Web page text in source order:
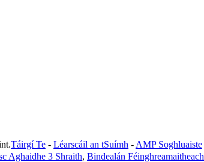
Táirgí Te - Léarscáil an tSuímh - AMP Soghluaiste
Aghaidhe 3 Shraith, Bindealán Féinghreamaitheach